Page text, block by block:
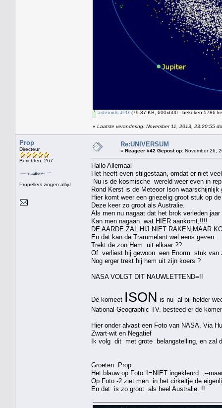
asteroids.JPG (79.37 KB, 600x600 - bekeken 5786
« Laatste verandering: November 11, 2013, 23:20:55
Prop
Directeur
Berichten: 267
Propellers zingen altijd
Re:UNIVERSUM
« Reageer #42 Gepost op: November 26,
Hallo Allemaal
Het heeft even stilgestaan, omdat er niet
Nu is de kosmische wereld weer even in
Rond Kerst is de Meteoor Ison waarschijnlijk
Hier komt weer een griezelig groot stuk op
Deze keer zo groot als Australie.
Als men nu nagaat dat het brok verleden
Kan men nagaan wat HIER aankomt,!!!!
DE AARDE ZAL HIJ NIET RAKEN,MAAR
En dat kan de Trammelant wel eens geven.
Trekt de zon Hem uit elkaar ??
Of verliest hij gewoon een Enorm stuk van
Nog erger trekt hij hem uit zijn koers.?
NASA VOLGT DIT NAUWLETTEND=!!
De komeet ISON is nu al bij helder
National Geographic TV. besteed er de
Hier onder alvast een Foto van NASA, Via
Zwart-wit en Negatief
Ik volg dit met grote belangstelling, en zal
Groeten Prop
Het blauw op Foto 1=NIET ingekleurd ,--
Op Foto -2 ziet men in het cirkeltje de
En dat is zo groot als heel Australie. !!